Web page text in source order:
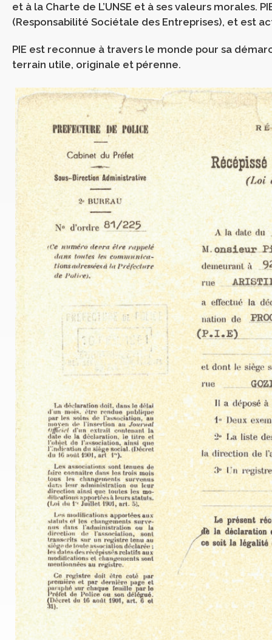
et à la Charte de L’UNSE et à ses valeurs morales.
(Responsabilité Sociétale des Entreprises), et est
PIE est reconnue à travers le monde pour sa
terrain utile, originale et pérenne.